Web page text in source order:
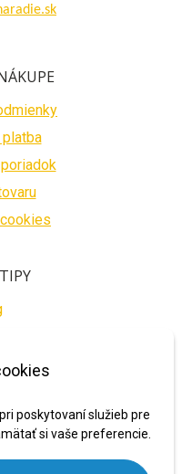
poskytovaní služieb pre
si vaše preferencie.
platba